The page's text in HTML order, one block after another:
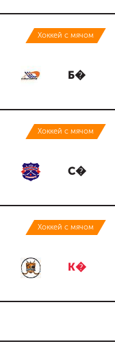
Хоккей с мячом
Б�
Хоккей с мячом
С�
Хоккей с мячом
К�